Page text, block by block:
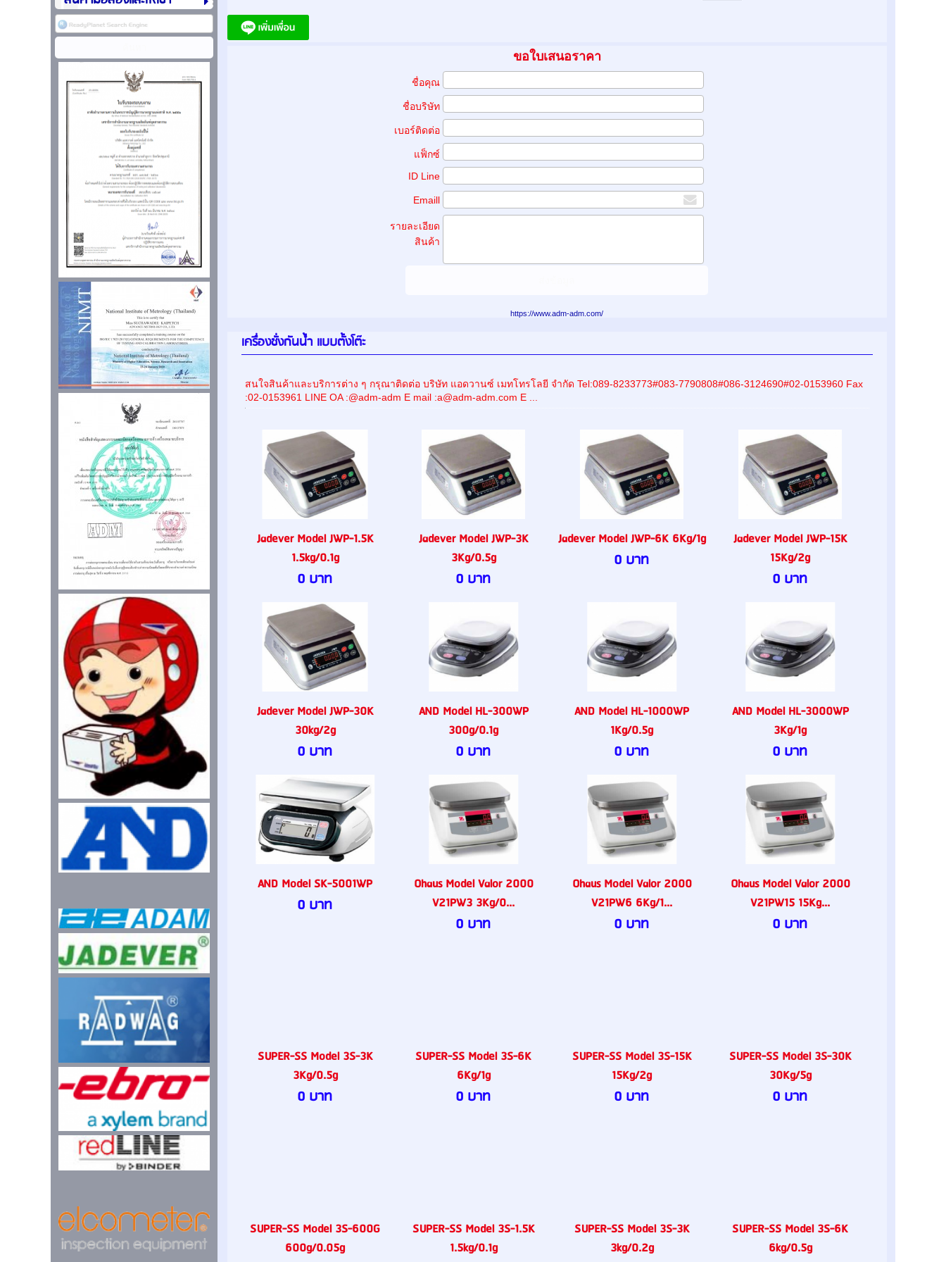
ขอใบเสนอราคา
ชื่อคุณ
ชื่อบริษัท
เบอร์ติดต่อ
แฟ็กซ์
ID Line
Emaill
รายละเอียด
สินค้า
https://www.adm-adm.com/
เครื่องชั่งกันน้ำ แบบตั้งโต๊ะ
สนใจสินค้าและบริการต่าง ๆ กรุณาติดต่อ บริษัท แอดวานซ์ เมทโทรโลยี จำกัด Tel:089-8233773#083-7790808#086-3124690#02-0153960 Fax
:02-0153961 LINE OA :@adm-adm E mail :a@adm-adm.com E ...
Jadever Model JWP-1.5K
1.5kg/0.1g
0 บาท
Jadever Model JWP-3K
3Kg/0.5g
0 บาท
Jadever Model JWP-6K 6Kg/1g
0 บาท
Jadever Model JWP-15K
15Kg/2g
0 บาท
Jadever Model JWP-30K
30kg/2g
0 บาท
AND Model HL-300WP
300g/0.1g
0 บาท
AND Model HL-1000WP
1Kg/0.5g
0 บาท
AND Model HL-3000WP
3Kg/1g
0 บาท
AND Model SK-5001WP
0 บาท
Ohaus Model Valor 2000
V21PW3 3Kg/0...
0 บาท
Ohaus Model Valor 2000
V21PW6 6Kg/1...
0 บาท
Ohaus Model Valor 2000
V21PW15 15Kg...
0 บาท
SUPER-SS Model 3S-3K
3Kg/0.5g
0 บาท
SUPER-SS Model 3S-6K
6Kg/1g
0 บาท
SUPER-SS Model 3S-15K
15Kg/2g
0 บาท
SUPER-SS Model 3S-30K
30Kg/5g
0 บาท
SUPER-SS Model 3S-600G
600g/0.05g
SUPER-SS Model 3S-1.5K
1.5kg/0.1g
SUPER-SS Model 3S-3K
3kg/0.2g
SUPER-SS Model 3S-6K
6kg/0.5g